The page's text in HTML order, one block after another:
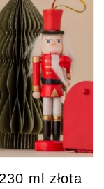
ml złota